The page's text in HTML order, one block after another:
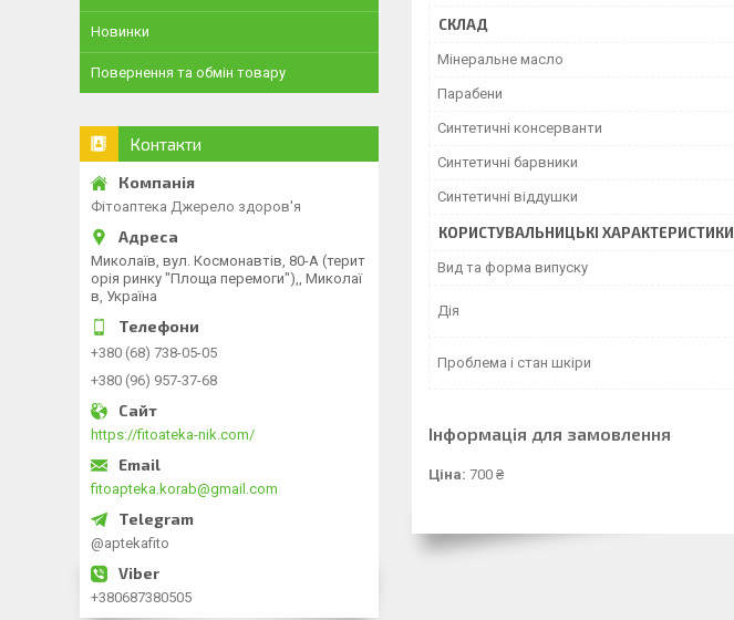
СКЛАД
Мінеральне масло
Парабени
Синтетичні консерванти
Синтетичні барвники
Синтетичні віддушки
КОРИСТУВАЛЬНИЦЬКІ ХАРАКТЕРИСТИКИ
Вид та форма випуску
Дія
Проблема і стан шкіри
Інформація для замовлення
Ціна: 700 ₴
Новинки
Повернення та обмін товару
Контакти
Фітоаптека Джерело здоров'я
Миколаїв, вул. Космонавтів, 80-А (терит
орія ринку "Площа перемоги"),, Миколаї
в, Україна
+380 (68) 738-05-05
+380 (96) 957-37-68
https://fitoateka-nik.com/
fitoapteka.korab@gmail.com
@aptekafito
+380687380505